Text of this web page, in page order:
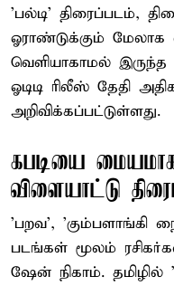
'பல்டி' திரைப்படம்,
ஓராண்டுக்கும் மேலாக
வெளியாகாமல்
ஓடிடி ரிலீஸ் தேதி
அறிவிக்கப்பட்டுள்ளது.
கபடியை
விளையாட்டு
'பறவ', 'கும்பளாங்கி
படங்கள் மூலம்
ஷேன் நிகாம். தமிழில்